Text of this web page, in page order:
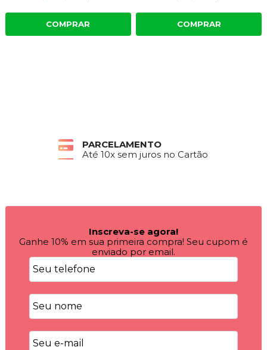
COMPRAR COMPRAR
PARCELAMENTO
Até 10x sem juros no Cartão
Inscreva-se agora!
Ganhe 10% em sua primeira compra! Seu cupom é
enviado por email.